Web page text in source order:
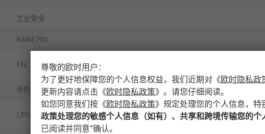
工业安全
KANE700
EN, ISO, IEC, CE
手持式
LED
尊敬的欧时用户：
为了更好地保障您的个人信息权益，我们近期对 《欧时隐私政
更新内容请点击 《欧时隐私政策》 。请您仔细阅读。
如您同意我们按 《欧时隐私政策》 规定处理您的个人信息，特
政策处理您的敏感个人信息（如有）、共享和跨境传输您的个
已阅读并同意”确认。